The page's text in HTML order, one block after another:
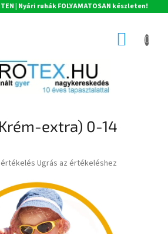
| Nyári ruhák FOLYAMATOSAN készleten!
KOSÁR
extra) 0-14
Ugrás az értékeléshez